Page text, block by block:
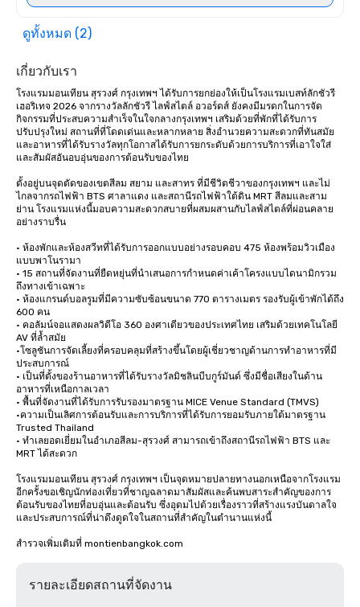
ดูทั้งหมด (2)
เกี่ยวกับเรา
โรงแรมมอนเทียน สุรวงศ์ กรุงเทพฯ ได้รับการยกย่องให้เป็นโรงแรมเบสท์ลักชัวรี
เฮอริเทจ 2026 จากรางวัลลักชัวรี ไลฟ์สไตล์ อวอร์ดส์ ยังคงมีมรดกในการจัด
กิจกรรมที่ประสบความสำเร็จในใจกลางกรุงเทพฯ เสริมด้วยที่พักที่ได้รับการ
ปรับปรุงใหม่ สถานที่ที่โดดเด่นและหลากหลาย สิ่งอำนวยความสะดวกที่ทันสมัย
และอาหารที่ได้รับรางวัลทุกโอกาสได้รับการยกระดับด้วยการบริการที่เอาใจใส่
และสัมผัสอันอบอุ่นของการต้อนรับของไทย
ตั้งอยู่บนจุดตัดของเขตสีลม สยาม และสาทร ที่มีชีวิตชีวาของกรุงเทพฯ และไม่
ไกลจากรถไฟฟ้า BTS ศาลาแดง และสถานีรถไฟฟ้าใต้ดิน MRT สีลมและสาม
ย่าน โรงแรมแห่งนี้มอบความสะดวกสบายที่ผสมผสานกับไลฟ์สไตล์ที่ผ่อนคลาย
อย่างราบรื่น
• ห้องพักและห้องสวีทที่ได้รับการออกแบบอย่างรอบคอบ 475 ห้องพร้อมวิวเมือง
แบบพาโนรามา
• 15 สถานที่จัดงานที่ยืดหยุ่นที่นำเสนอการกำหนดค่าเค้าโครงแบบไดนามิกรวม
ถึงทางเข้าเฉพาะ
• ห้องแกรนด์บอลรูมที่มีความซับซ้อนขนาด 770 ตารางเมตร รองรับผู้เข้าพักได้ถึง
600 คน
• คอลัมน์จอแสดงผลวิดีโอ 360 องศาเดียวของประเทศไทย เสริมด้วยเทคโนโลยี
AV ที่ล้ำสมัย
•โซลูชันการจัดเลี้ยงที่ครอบคลุมที่สร้างขึ้นโดยผู้เชี่ยวชาญด้านการทำอาหารที่มี
ประสบการณ์
• เป็นที่ตั้งของร้านอาหารที่ได้รับรางวัลมิชลินบีบกูร์มันด์ ซึ่งมีชื่อเสียงในด้าน
อาหารที่เหนือกาลเวลา
• พื้นที่จัดงานที่ได้รับการรับรองมาตรฐาน MICE Venue Standard (TMVS)
•ความเป็นเลิศการต้อนรับและการบริการที่ได้รับการยอมรับภายใต้มาตรฐาน
Trusted Thailand
• ทำเลยอดเยี่ยมในอำเภอสีลม-สุรวงศ์ สามารถเข้าถึงสถานีรถไฟฟ้า BTS และ
MRT ได้สะดวก
โรงแรมมอนเทียน สุรวงศ์ กรุงเทพฯ เป็นจุดหมายปลายทางนอกเหนือจากโรงแรม
อีกครั้งขอเชิญนักท่องเที่ยวที่ชาญฉลาดมาสัมผัสและค้นพบสาระสำคัญของการ
ต้อนรับของไทยที่อบอุ่นและต้อนรับ ซึ่งอุดมไปด้วยเรื่องราวที่สร้างแรงบันดาลใจ
และประสบการณ์ที่น่าดึงดูดใจในสถานที่สำคัญในตำนานแห่งนี้
สำรวจเพิ่มเติมที่ montienbangkok.com
รายละเอียดสถานที่จัดงาน